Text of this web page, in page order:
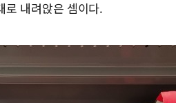
내려앉은 셈이다.